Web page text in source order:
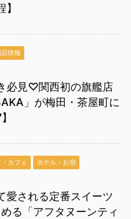
情報
必見♡関西初の旗艦店
」が梅田・茶屋町に
カフェ ホテル・お宿
愛される定番スイーツ
る「アフタヌーンティ